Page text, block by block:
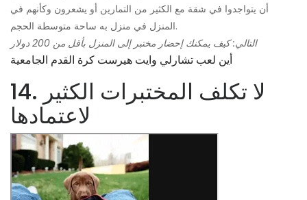
أن يتواجدوا في شقة مع الكثير من التمارين أو يشعرون وكأنهم في
المنزل في منزل به ساحة متوسطة الحجم.
التالي: كيف يمكنك إحضار مختبر إلى المنزل بأقل من 200 دولار
أين لعب تشارلي وايت هيرست كرة القدم الجامعية
14. لا تكلف المختبرات الكثير
لاعتمادها